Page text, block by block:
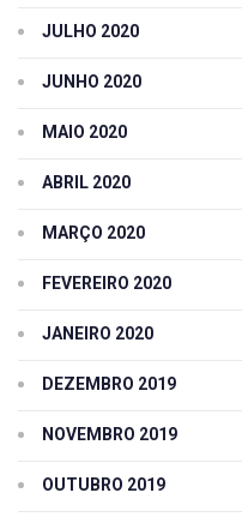
JULHO 2020
JUNHO 2020
MAIO 2020
ABRIL 2020
MARÇO 2020
FEVEREIRO 2020
JANEIRO 2020
DEZEMBRO 2019
NOVEMBRO 2019
OUTUBRO 2019